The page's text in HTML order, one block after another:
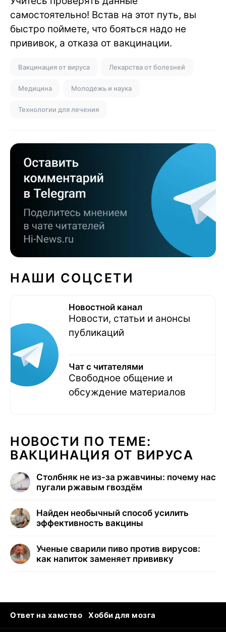
самостоятельно! Встав на этот путь, вы
быстро поймете, что бояться надо не
прививок, а отказа от вакцинации.
Вакцинация от вируса Лекарства от болезней
Медицина Молодежь и наука
Технологии для лечения
НАШИ СОЦСЕТИ
Новостной канал
Новости, статьи и анонсы
публикаций
Чат с читателями
Свободное общение и
обсуждение материалов
НОВОСТИ ПО ТЕМЕ:
ВАКЦИНАЦИЯ ОТ ВИРУСА
Столбняк не из-за ржавчины: почему нас
пугали ржавым гвоздём
Найден необычный способ усилить
эффективность вакцины
Ученые сварили пиво против вирусов:
как напиток заменяет прививку
Ответ на хамство
Хобби для мозга
Бензин 100 vs 95
Тунцы в океанариуме